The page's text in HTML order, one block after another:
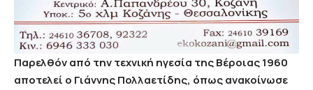
Παρελθόν από την τεχνική ηγεσία της Βέροιας 1960
αποτελεί ο Γιάννης Πολλαετίδης, όπως ανακοίνωσε